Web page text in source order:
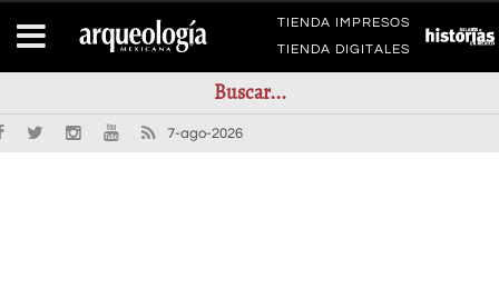
TIENDA IMPRESOS
TIENDA DIGITALES
7-ago-2026